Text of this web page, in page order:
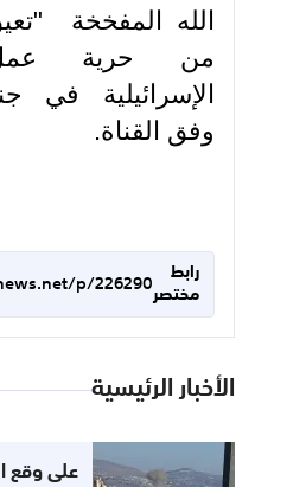
من حرية
الإسرائيلية في
وفق القناة.
رابط
مختصر
p/226290
الأخبار الرئيسية
على وقع